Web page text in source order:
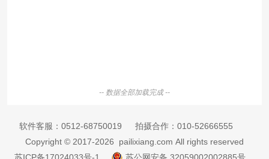
-- 数据全部加载完成 --
软件客服： 0512-68750019 拍摄合作： 010-52666555
Copyright © 2017-2026 pailixiang.com All rights reserved
苏ICP备17024033号-1
苏公网安备 32059002002885号